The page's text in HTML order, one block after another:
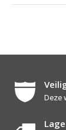
Deze